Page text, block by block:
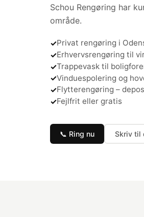
Schou Rengøring har
område.
Privat rengøring i
Erhvervsrengøring til
Trappevask til
Vinduespolering og
Flytterengøring –
Fejlfrit eller gratis
📞 Ring nu Skriv til